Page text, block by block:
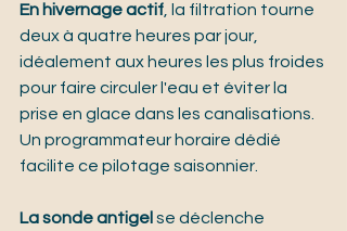
En hivernage actif, la filtration tourne
deux à quatre heures par jour,
idéalement aux heures les plus froides
pour faire circuler l'eau et éviter la
prise en glace dans les canalisations.
Un programmateur horaire dédié
facilite ce pilotage saisonnier.
La sonde antigel se déclenche